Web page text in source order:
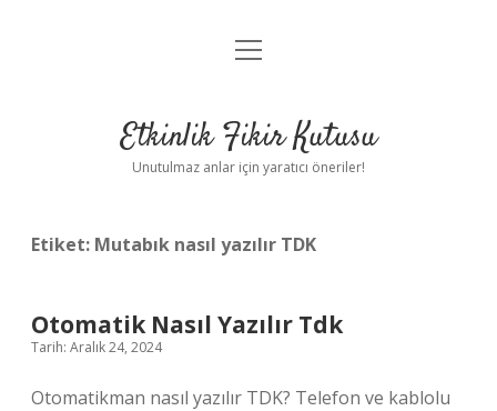
Anasayfa
Yasal Uyarı
menüyü
Etkinlik Fikir Kutusu
Unutulmaz anlar için yaratıcı öneriler!
Etiket: Mutabık nasıl yazılır TDK
Otomatik Nasıl Yazılır Tdk
Tarih: Aralık 24, 2024
Otomatikman nasıl yazılır TDK? Telefon ve kablolu